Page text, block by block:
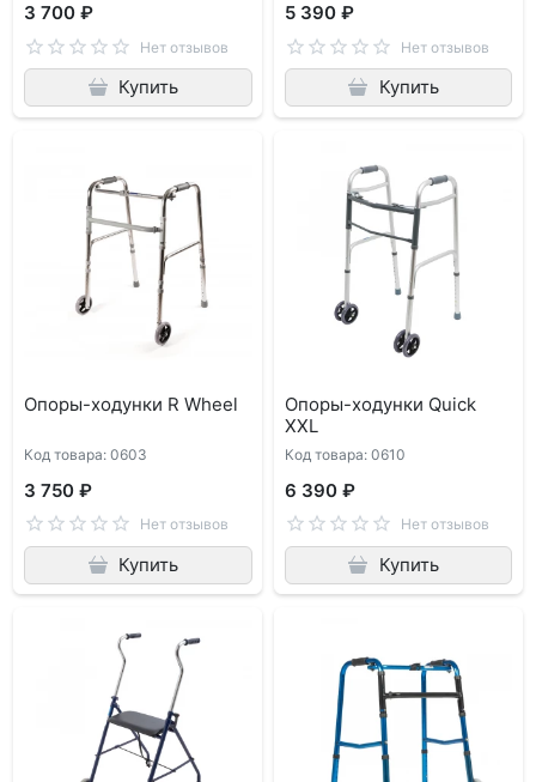
3 700 ₽
Нет отзывов
Купить
5 390 ₽
Нет отзывов
Купить
Опоры-ходунки R Wheel
Код товара: 0603
3 750 ₽
Нет отзывов
Купить
Опоры-ходунки Quick
XXL
Код товара: 0610
6 390 ₽
Нет отзывов
Купить